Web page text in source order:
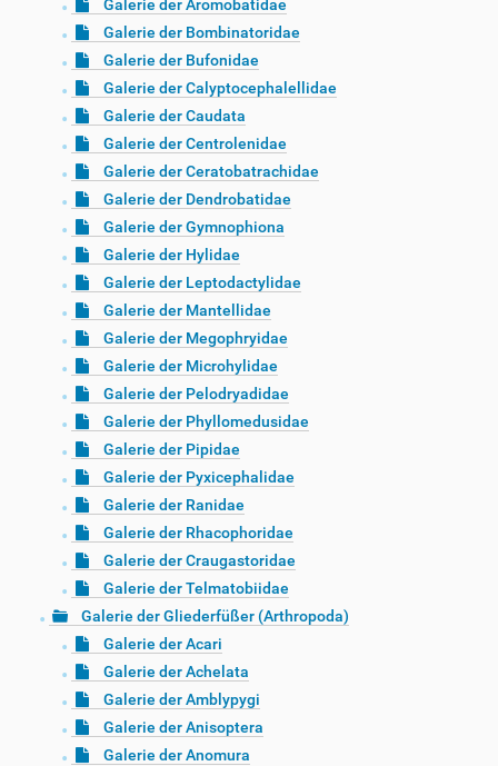
Galerie der Aromobatidae
Galerie der Bombinatoridae
Galerie der Bufonidae
Galerie der Calyptocephalellidae
Galerie der Caudata
Galerie der Centrolenidae
Galerie der Ceratobatrachidae
Galerie der Dendrobatidae
Galerie der Gymnophiona
Galerie der Hylidae
Galerie der Leptodactylidae
Galerie der Mantellidae
Galerie der Megophryidae
Galerie der Microhylidae
Galerie der Pelodryadidae
Galerie der Phyllomedusidae
Galerie der Pipidae
Galerie der Pyxicephalidae
Galerie der Ranidae
Galerie der Rhacophoridae
Galerie der Craugastoridae
Galerie der Telmatobiidae
Galerie der Gliederfüßer (Arthropoda)
Galerie der Acari
Galerie der Achelata
Galerie der Amblypygi
Galerie der Anisoptera
Galerie der Anomura